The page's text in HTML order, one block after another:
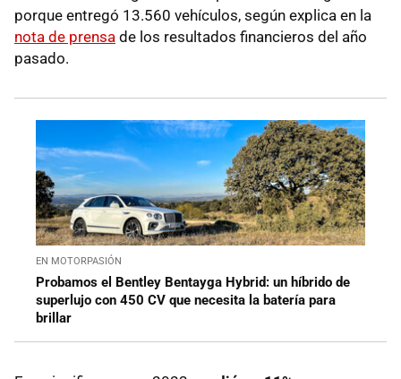
porque entregó 13.560 vehículos, según explica en la
nota de prensa de los resultados financieros del año
pasado.
EN MOTORPASIÓN
Probamos el Bentley Bentayga Hybrid: un híbrido de
superlujo con 450 CV que necesita la batería para
brillar